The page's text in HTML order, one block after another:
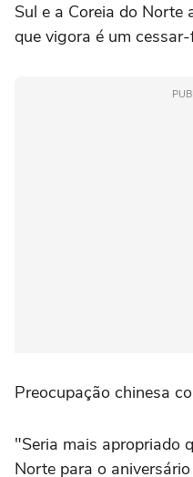
Sul e a Coreia do Norte
que vigora é um
Preocupação chinesa
"Seria mais apropriado
Norte para o